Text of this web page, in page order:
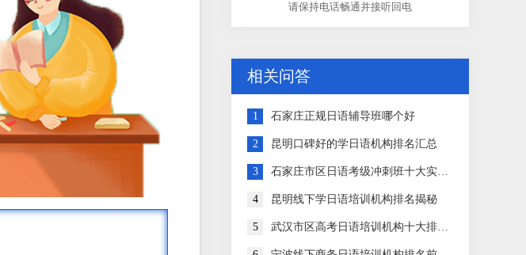
请保持电话畅通并接听回电
相关问答
1 石家庄正规日语辅导班哪个好
2 昆明口碑好的学日语机构排名汇总
3 石家庄市区日语考级冲刺班十大实力排名
4 昆明线下学日语培训机构排名揭秘
5 武汉市区高考日语培训机构十大排行榜